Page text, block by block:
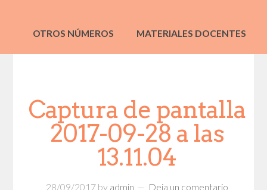
OTROS NÚMEROS MATERIALES DOCENTES
Captura de pantalla
2017-09-28 a las
13.11.04
28/09/2017by admin Deja un comentario